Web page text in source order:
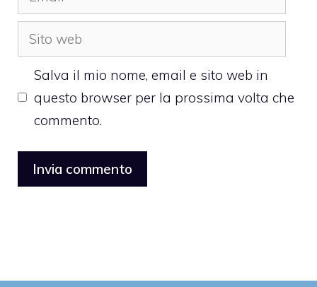
Sito
web
Salva il mio nome, email e sito web in
questo browser per la prossima volta che
commento.